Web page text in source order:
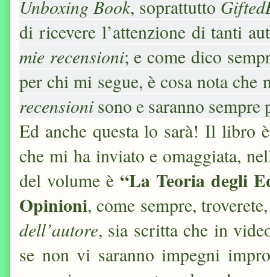
Unboxing Book, soprattutto
di ricevere l’attenzione di tanti
mie recensioni; e come dico
per chi mi segue, è cosa nota che
recensioni sono e saranno sempre
Ed anche questa lo sarà! Il libro
che mi ha inviato e omaggiata,
del volume è “La Teoria degli
Opinioni, come sempre,
dell’autore, sia scritta che in
se non vi saranno impegni